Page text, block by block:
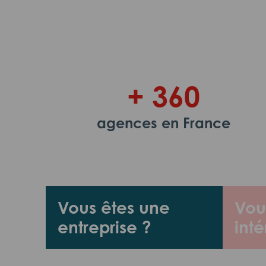
Vous êtes une
entreprise ?
+ 360
agences en France